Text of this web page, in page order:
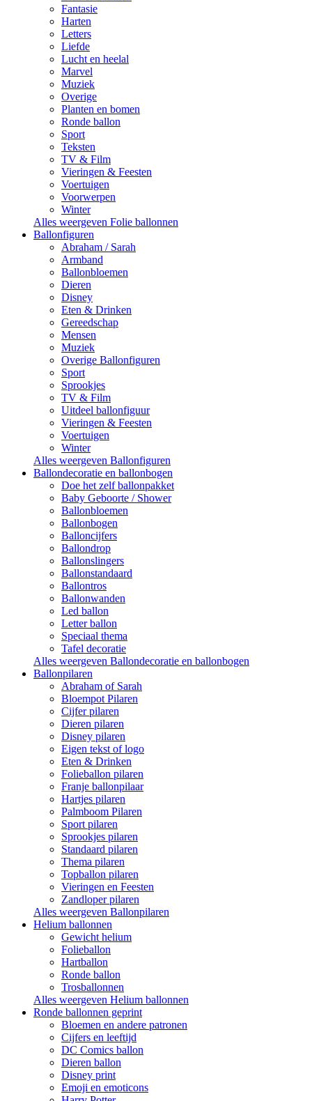
Fantasie
Harten
Letters
Liefde
Lucht en heelal
Marvel
Muziek
Overige
Planten en bomen
Ronde ballon
Sport
Teksten
TV & Film
Vieringen & Feesten
Voertuigen
Voorwerpen
Winter
Alles weergeven Folie ballonnen
Ballonfiguren
Abraham / Sarah
Armband
Ballonbloemen
Dieren
Disney
Eten & Drinken
Gereedschap
Mensen
Muziek
Overige Ballonfiguren
Sport
Sprookjes
TV & Film
Uitdeel ballonfiguur
Vieringen & Feesten
Voertuigen
Winter
Alles weergeven Ballonfiguren
Ballondecoratie en ballonbogen
Doe het zelf ballonpakket
Baby Geboorte / Shower
Ballonbloemen
Ballonbogen
Balloncijfers
Ballondrop
Ballonslingers
Ballonstandaard
Ballontros
Ballonwanden
Led ballon
Letter ballon
Speciaal thema
Tafel decoratie
Alles weergeven Ballondecoratie en ballonbogen
Ballonpilaren
Abraham of Sarah
Bloempot Pilaren
Cijfer pilaren
Dieren pilaren
Disney pilaren
Eigen tekst of logo
Eten & Drinken
Folieballon pilaren
Franje ballonpilaar
Hartjes pilaren
Palmboom Pilaren
Sport pilaren
Sprookjes pilaren
Standaard pilaren
Thema pilaren
Topballon pilaren
Vieringen en Feesten
Zandloper pilaren
Alles weergeven Ballonpilaren
Helium ballonnen
Gewicht helium
Folieballon
Hartballon
Ronde ballon
Trosballonnen
Alles weergeven Helium ballonnen
Ronde ballonnen geprint
Bloemen en andere patronen
Cijfers en leeftijd
DC Comics ballon
Dieren ballon
Disney print
Emoji en emoticons